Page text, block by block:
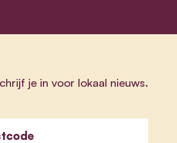
je in voor lokaal nieuws.